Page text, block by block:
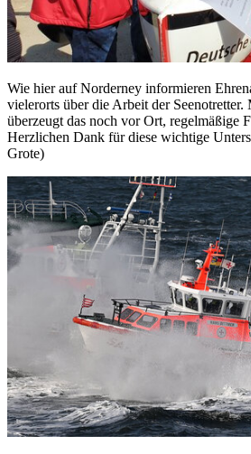
Wie hier auf Norderney informieren
vielerorts über die Arbeit der Seenotretter.
überzeugt das noch vor Ort, regelmäßige
Herzlichen Dank für diese wichtige
Grote)